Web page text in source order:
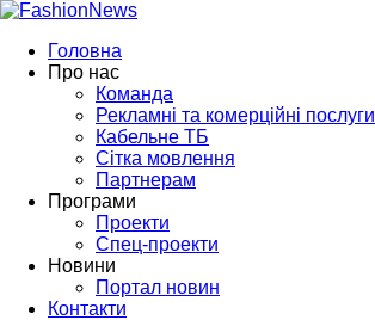
Головна
Про нас
Команда
Рекламні та комерційні послуги
Кабельне ТБ
Сітка мовлення
Партнерам
Програми
Проекти
Спец-проекти
Новини
Портал новин
Контакти